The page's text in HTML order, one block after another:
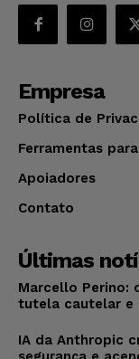
Empresa
Política de
Ferramentas
Apoiadores
Contato
Últimas
Marcello Perino:
tutela cautelar e
IA da Anthropic